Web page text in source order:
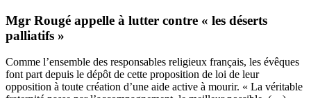
Mgr Rougé appelle à lutter contre « les déserts
palliatifs »
Comme l’ensemble des responsables religieux français, les évêques
font part depuis le dépôt de cette proposition de loi de leur
opposition à toute création d’une aide active à mourir. « La véritable